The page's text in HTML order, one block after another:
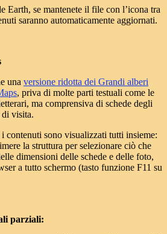
Earth, se mantenete il file con l’icona tra
saranno automaticamente aggiornati.
una versione ridotta dei Grandi alberi
, priva di molte parti testuali come le
ma comprensiva di schede degli
visita.
contenuti sono visualizzati tutti insieme:
la struttura per selezionare ciò che
dimensioni delle schede e delle foto,
a tutto schermo (tasto funzione F11 su
parziali: